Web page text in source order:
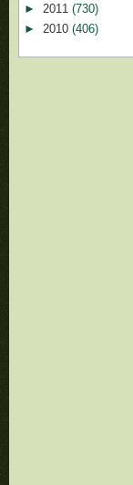
► 2011 (730)
► 2010 (406)